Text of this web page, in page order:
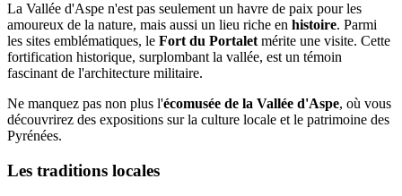
La Vallée d'Aspe n'est pas seulement un havre de paix pour les
amoureux de la nature, mais aussi un lieu riche en histoire. Parmi
les sites emblématiques, le Fort du Portalet mérite une visite. Cette
fortification historique, surplombant la vallée, est un témoin
fascinant de l'architecture militaire.
Ne manquez pas non plus l'écomusée de la Vallée d'Aspe, où vous
découvrirez des expositions sur la culture locale et le patrimoine des
Pyrénées.
Les traditions locales